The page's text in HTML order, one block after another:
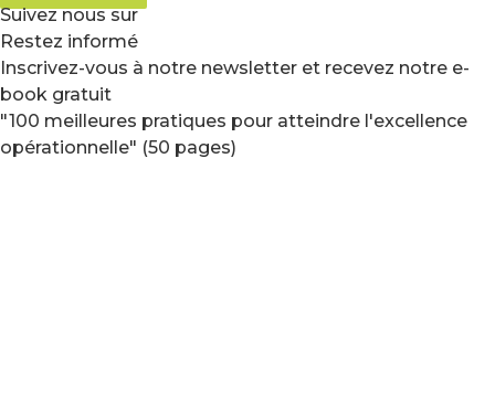
Suivez nous sur
Restez informé
Inscrivez-vous à notre newsletter et recevez notre e-
book gratuit
"100 meilleures pratiques pour atteindre l'excellence
opérationnelle" (50 pages)